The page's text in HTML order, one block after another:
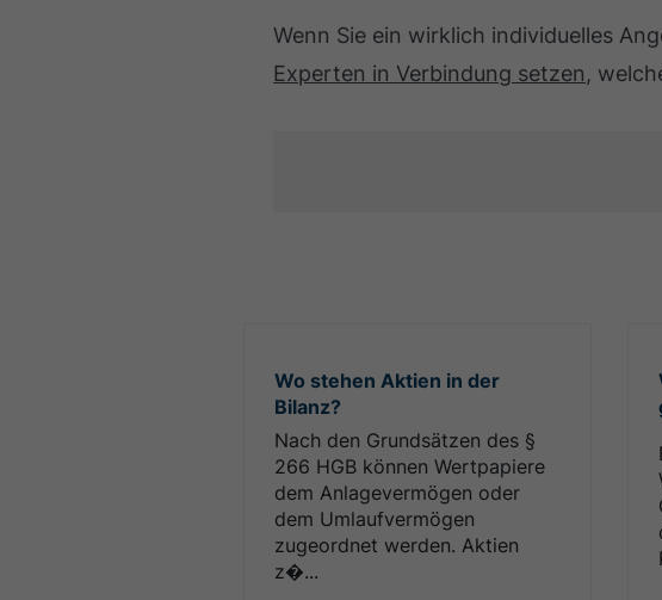
Wenn Sie ein wirklich individuelles
Experten in Verbindung setzen,
Wo stehen Aktien in der
Bilanz?
Nach den Grundsätzen des §
266 HGB können Wertpapiere
dem Anlagevermögen oder
dem Umlaufvermögen
zugeordnet werden. Aktien
z�...